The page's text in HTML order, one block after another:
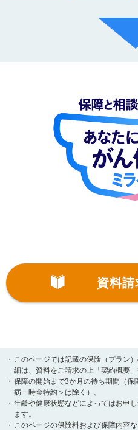
資料請
・
このページでは記載の保険（プラン
細は、資料をご請求の上「契約概要」
・ 保障の開始まで3か月の待ち期間（
病一時金特約＞は除く）。
・ 年齢や健康状態などによってはお申
ます。
・
このページの保険料および保障内容